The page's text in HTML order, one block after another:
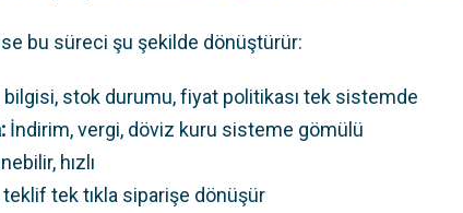
bu süreci şu şekilde dönüştürür:
stok durumu, fiyat politikası tek sistemde
İndirim, vergi, döviz kuru sisteme gömülü
hızlı
teklif tek tıkla siparişe dönüşür